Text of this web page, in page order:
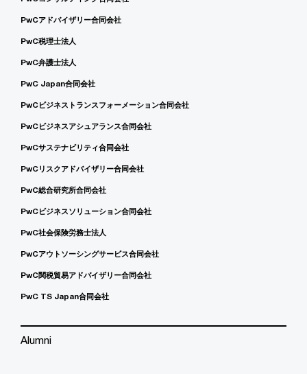
PwCアドバイザリー合同会社
PwC税理士法人
PwC弁護士法人
PwC Japan合同会社
PwCビジネストランスフォーメーション合同会社
PwCビジネスアシュアランス合同会社
PwCサステナビリティ合同会社
PwCリスクアドバイザリー合同会社
PwC総合研究所合同会社
PwCビジネスソリューション合同会社
PwC社会保険労務士法人
PwCアウトソーシングサービス合同会社
PwC関税貿易アドバイザリー合同会社
PwC TS Japan合同会社
Alumni